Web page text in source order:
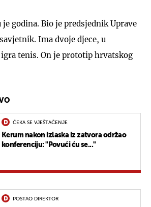
godina. Bio je predsjednik Uprave
Ima dvoje djece, u
tenis. On je prototip hrvatskog
ČEKA SE VJEŠTAČENJE
Kerum nakon izlaska iz zatvora održao
konferenciju: "Povući ću se..."
POSTAO DIREKTOR